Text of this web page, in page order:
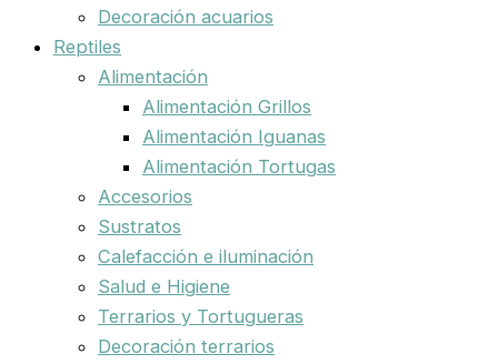
Decoración acuarios
Reptiles
Alimentación
Alimentación Grillos
Alimentación Iguanas
Alimentación Tortugas
Accesorios
Sustratos
Calefacción e iluminación
Salud e Higiene
Terrarios y Tortugueras
Decoración terrarios